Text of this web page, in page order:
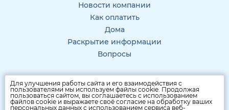
Новости компании
Как оплатить
Дома
Раскрытие информации
Вопросы
Для улучшения работы сайта и его взаимодействия с
пользователями мы используем файлы cookie. Продолжая
пользоваться сайтом, вы соглашаетесь с использованием
файлов cookie и выражаете своё согласие на обработку ваших
персональных данных с использованием сервиса веб-